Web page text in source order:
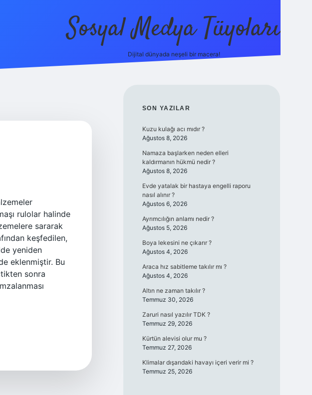
Sosyal Medya Tüyoları
Dijital dünyada neşeli bir macera!
rulolar halinde
sararak
keşfedilen,
yeniden
eklenmiştir. Bu
sonra
SIDEBAR
SON YAZILAR
Kuzu kulağı acı mıdır ?
Ağustos 8, 2026
Namaza başlarken neden elleri
kaldırmanın hükmü nedir ?
Ağustos 8, 2026
Evde yatalak bir hastaya engelli raporu
nasıl alınır ?
Ağustos 6, 2026
Ayrımcılığın anlamı nedir ?
Ağustos 5, 2026
Boya lekesini ne çıkarır ?
Ağustos 4, 2026
Araca hız sabitleme takılır mı ?
Ağustos 4, 2026
Altın ne zaman takılır ?
Temmuz 30, 2026
Zaruri nasıl yazılır TDK ?
Temmuz 29, 2026
Kürtün alevisi olur mu ?
Temmuz 27, 2026
Klimalar dışarıdaki havayı içeri verir mi ?
Temmuz 25, 2026